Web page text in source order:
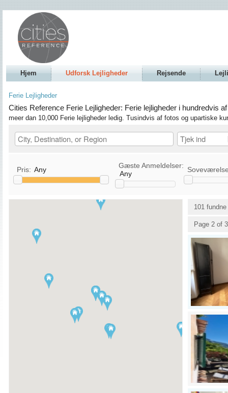
Hjem Udforsk Lejligheder Rejsende
Ferie Lejligheder
Cities Reference Ferie Lejligheder: Ferie lejligheder i hundredvis
meer dan 10,000 Ferie lejligheder ledig. Tusindvis af fotos og upartiske
Pris: Any
Gæste Anmeldelser:
Any
Aircondition
TV / Satellit/Kabel TV
Patio, Deck, or Terrace
101
Page 2 of 3